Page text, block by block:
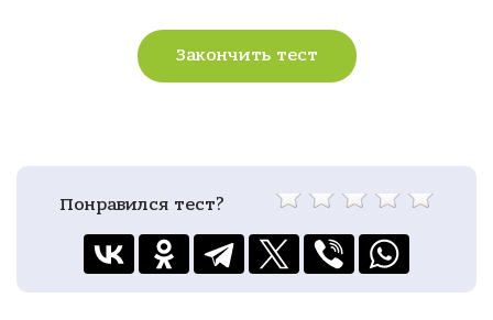
Закончить тест
Понравился тест?